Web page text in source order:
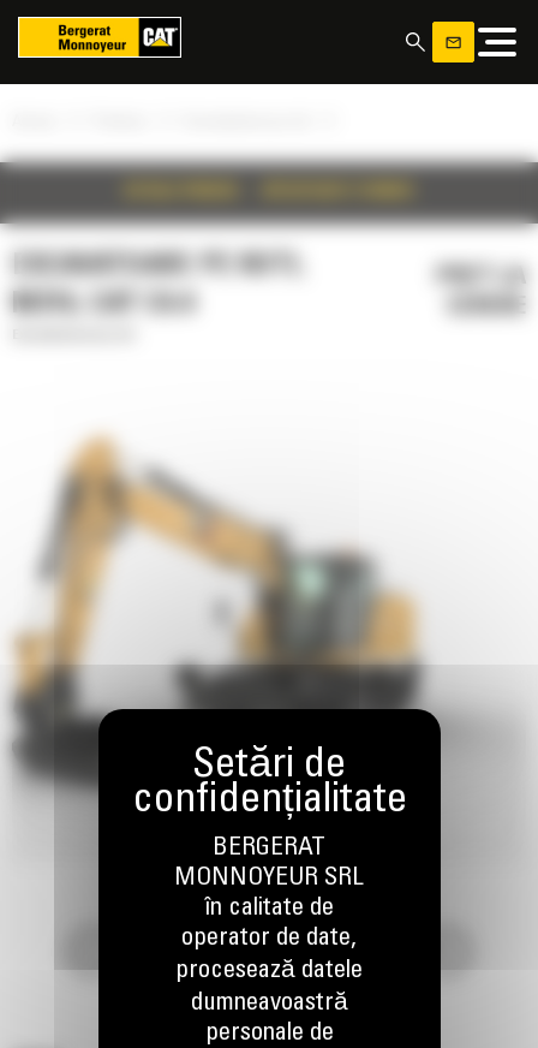
EXCAVATOARE PE ROTI,
M316, CAT C4.4
Panoul de gestionare a panourilor cookie
BERGERAT
MONNOYEUR SRL
în calitate de
operator de date,
procesează datele
dumneavoastră
personale de